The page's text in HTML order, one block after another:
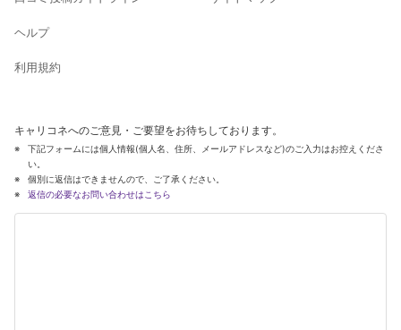
ヘルプ
利用規約
キャリコネへのご意見・ご要望をお待ちしております。
下記フォームには個人情報(個人名、住所、メールアドレスなど)のご入力はお控えくださ
い。
個別に返信はできませんので、ご了承ください。
返信の必要なお問い合わせはこちら